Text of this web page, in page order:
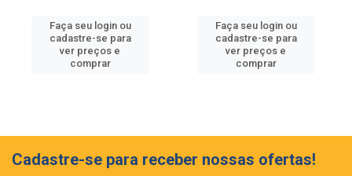
Faça seu login ou
cadastre-se para
ver preços e
comprar
Faça seu login ou
cadastre-se para
ver preços e
comprar
Cadastre-se para receber nossas ofertas!